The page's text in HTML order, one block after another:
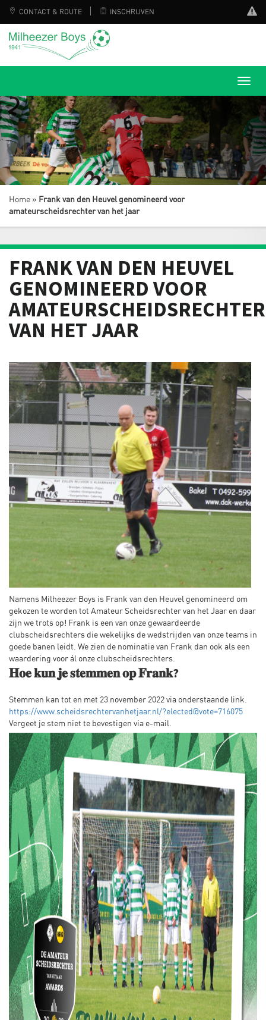
CONTACT & ROUTE INSCHRIJVEN
Home » Frank van den Heuvel genomineerd voor
amateurscheidsrechter van het jaar
FRANK VAN DEN HEUVEL
GENOMINEERD VOOR
AMATEURSCHEIDSRECHTER
VAN HET JAAR
Namens Milheezer Boys is Frank van den Heuvel genomineerd om
gekozen te worden tot Amateur Scheidsrechter van het Jaar en daar
zijn we trots op! Frank is een van onze gewaardeerde
clubscheidsrechters die wekelijks de wedstrijden van onze teams in
goede banen leidt. We zien de nominatie van Frank dan ook als een
waardering voor ál onze clubscheidsrechters.
𝐇𝐨𝐞 𝐤𝐮𝐧 𝐣𝐞 𝐬𝐭𝐞𝐦𝐦𝐞𝐧 𝐨𝐩 𝐅𝐫𝐚𝐧𝐤?
Stemmen kan tot en met 23 november 2022 via onderstaande link.
https://www.scheidsrechtervanhetjaar.nl/?elected@vote=716075
Vergeet je stem niet te bevestigen via e-mail.